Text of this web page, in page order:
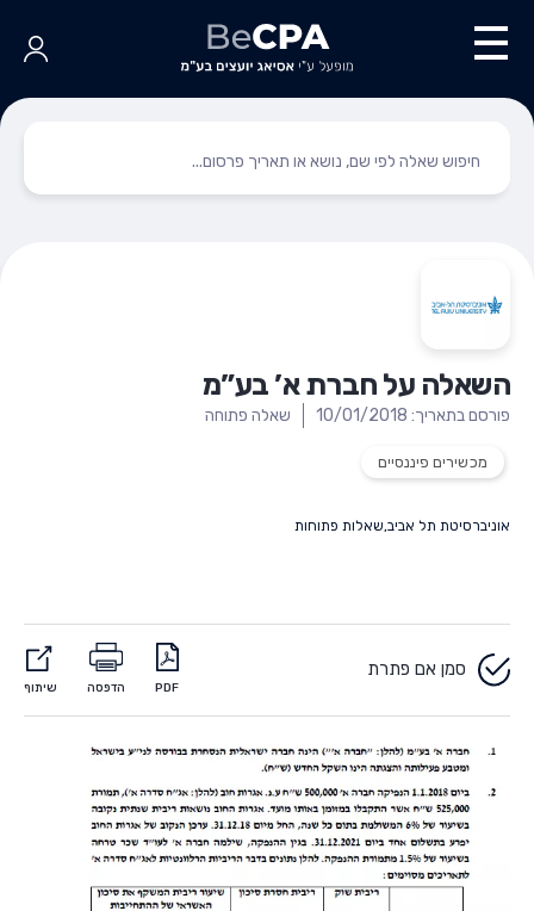
השאלה על חברת א’ בע”מ
פורסם בתאריך: 10/01/2018 שאלה פתוחה
מכשירים פיננסיים
אוניברסיטת תל אביב,שאלות פתוחות
סמן אם פתרת
PDF הדפסה שיתוף